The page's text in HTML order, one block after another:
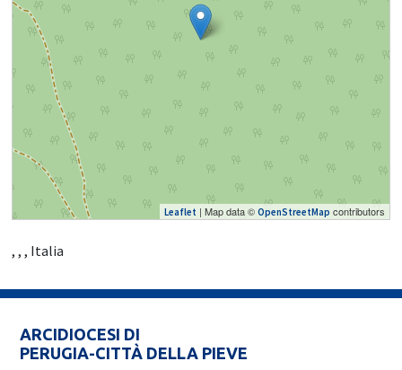
Leaflet | Map data © OpenStreetMap contributors
, , , Italia
ARCIDIOCESI DI
PERUGIA-CITTÀ DELLA PIEVE